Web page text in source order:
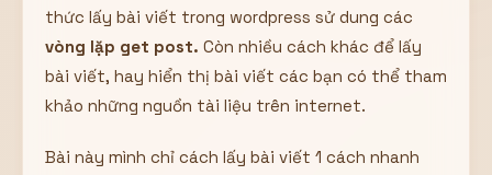
thức lấy bài viết trong wordpress sử dung các
vòng lặp get post. Còn nhiều cách khác để lấy
bài viết, hay hiển thị bài viết các bạn có thể tham
khảo những nguồn tài liệu trên internet.
Bài này mình chỉ cách lấy bài viết 1 cách nhanh